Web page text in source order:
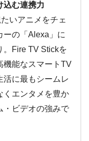
込む連携力
いアニメをチェ
ーの「Alexa」に
。Fire TV Stickを
機能なスマートTV
活に最もシームレ
くエンタメを豊か
・ビデオの強みで